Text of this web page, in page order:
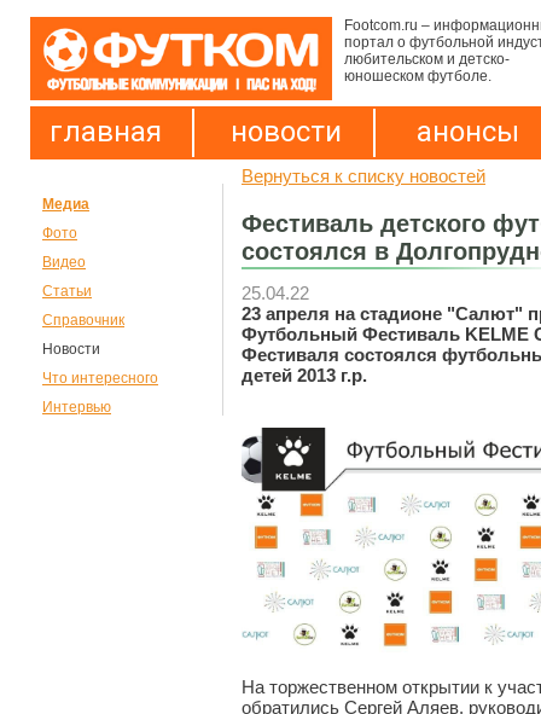
Footcom.ru –
портал о футбольной
любительском и детско-
юношеском футболе.
главная новости анонсы
Медиа
Фото
Видео
Статьи
Справочник
Новости
Что интересного
Интервью
Вернуться к списку новостей
Фестиваль детского
состоялся в
25.04.22
23 апреля на стадионе "Салют"
Футбольный Фестиваль KELME
Фестиваля состоялся
детей 2013 г.р.
На торжественном открытии к
обратились Сергей Аляев,